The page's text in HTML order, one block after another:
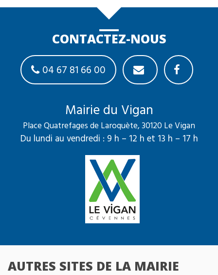
CONTACTEZ-NOUS
04 67 81 66 00
Mairie du Vigan
Place Quatrefages de Laroquète, 30120 Le Vigan
Du lundi au vendredi : 9 h – 12 h et 13 h – 17 h
AUTRES SITES DE LA MAIRIE